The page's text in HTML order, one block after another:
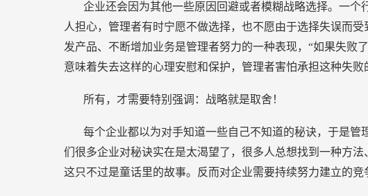
企业还会因为其他一些原因回避或者模糊战略选择。一个
人担心，管理者有时宁愿不做选择，也不愿由于选择失误而
发产品、不断增加业务是管理者努力的一种表现，“如果失败
意味着失去这样的心理安慰和保护，管理者害怕承担这种失败
所有，才需要特别强调：战略就是取舍！
每个企业都以为对手知道一些自己不知道的秘诀，于是
们很多企业对秘诀实在是太渴望了，很多人总想找到一种方
这只不过是童话里的故事。反而对企业需要持续努力建立的竞